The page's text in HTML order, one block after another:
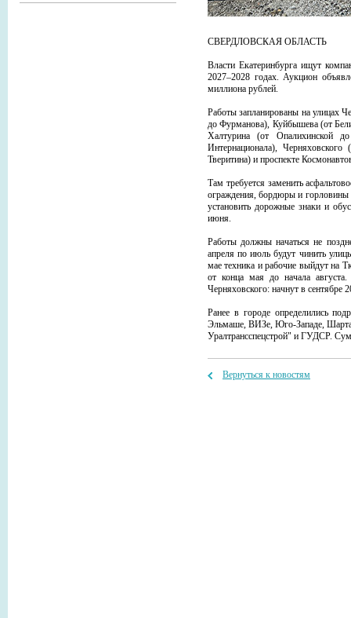
СВЕРДЛОВСКАЯ ОБЛАСТЬ
Власти Екатеринбурга ищут
2027–2028 годах. Аукцион
миллиона рублей.
Работы запланированы на улицах
до Фурманова), Куйбышева (от
Халтурина (от
Интернационала),
Тверитина) и проспекте
Там требуется заменить
ограждения, бордюры и горловины
установить дорожные знаки и
июня.
Работы должны начаться не
апреля по июль будут чинить
мае техника и рабочие выйдут на
от конца мая до начала
Черняховского: начнут в сентябре
Ранее в городе определились
Эльмаше, ВИЗе, Юго-Западе,
Уралтрансспецстрой" и ГУДСР.
Вернуться к новостям